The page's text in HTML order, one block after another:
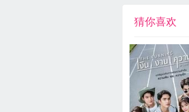
猜你喜欢